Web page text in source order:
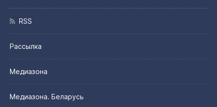
RSS
Рассылка
Медиазона
Медиазона. Беларусь